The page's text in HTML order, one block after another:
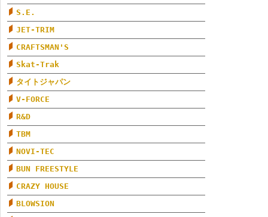
S.E.
JET-TRIM
CRAFTSMAN'S
Skat-Trak
タイトジャパン
V-FORCE
R&D
TBM
NOVI-TEC
BUN FREESTYLE
CRAZY HOUSE
BLOWSION